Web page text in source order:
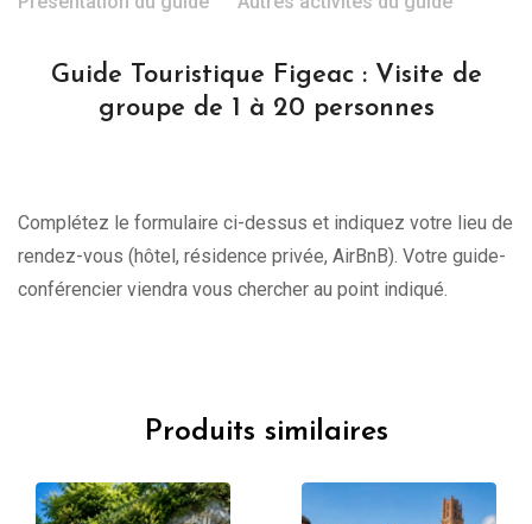
Guide Touristique Figeac : Visite de
groupe de 1 à 20 personnes
Complétez le formulaire ci-dessus et indiquez votre lieu de
rendez-vous (hôtel, résidence privée, AirBnB). Votre guide-
conférencier viendra vous chercher au point indiqué.
Produits similaires